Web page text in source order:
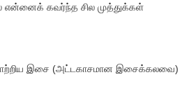
என்னைக் கவர்ந்த சில முத்துக்கள்
இசை (அட்டகாசமான இசைக்கலவை)